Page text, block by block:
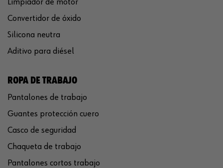
Limpiador de motor
Convertidor de óxido
Silicona neutra
Aditivo para diésel
ROPA DE TRABAJO
Pantalones de trabajo
Guantes protección cuero
Casco de seguridad
Chaqueta de trabajo
Pantalones cortos trabajo